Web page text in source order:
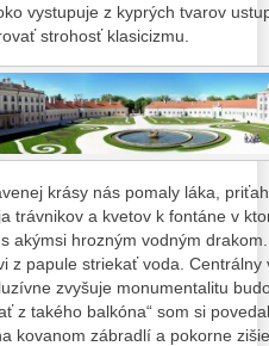
vystupuje z kyprých tvarov
strohosť klasicizmu.
krásy nás pomaly láka,
trávnikov a kvetov k fontáne v
akýmsi hrozným vodným
z papule striekať voda.
zvyšuje monumentalitu
z takého balkóna“ som si
kovanom zábradlí a pokorne